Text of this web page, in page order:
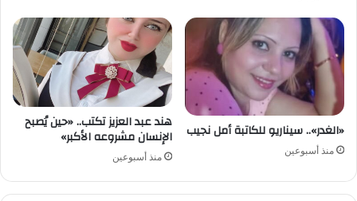
«الغدر».. سيناريو للكاتبة أمل نجيب
منذ أسبوعين
هند عبد العزيز تكتب.. «حين يُصبح
الإنسان مشروعه الأكبر»
منذ أسبوعين